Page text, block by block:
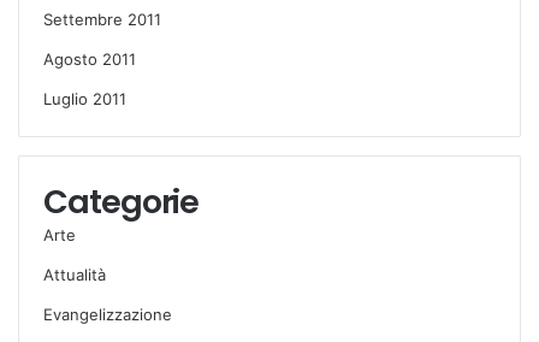
Settembre 2011
Agosto 2011
Luglio 2011
Categorie
Arte
Attualità
Evangelizzazione